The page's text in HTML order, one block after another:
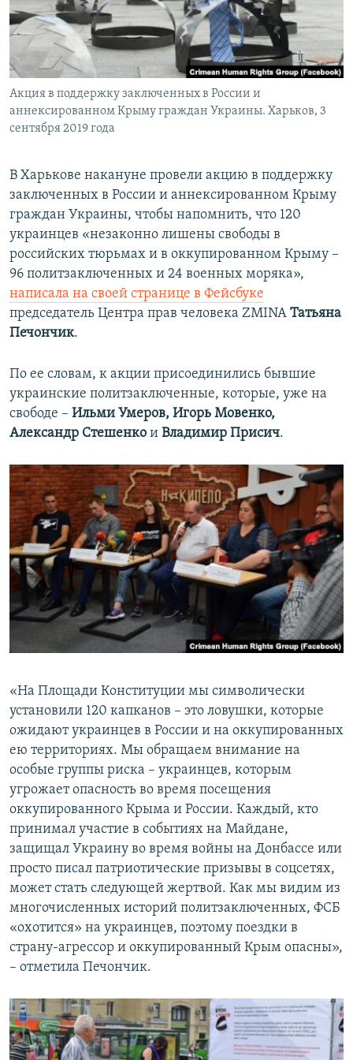
ПОБЕДИТЕЛЕЙ НЕ СУДЯТ?
КРЫМ.НЕПОКОРЕННЫЙ
ELIFBE
УКРАИНСКАЯ ПРОБЛЕМА КРЫМА
ПРИСОЕДИНЯЙТЕСЬ!
Все сайты RFE/RL
Акция в поддержку заключенных в России и
аннексированном Крыму граждан Украины. Харьков, 3
сентября 2019 года
В Харькове накануне провели акцию в поддержку
заключенных в России и аннексированном Крыму
граждан Украины, чтобы напомнить, что 120
украинцев «незаконно лишены свободы в
российских тюрьмах и в оккупированном Крыму –
96 политзаключенных и 24 военных моряка»,
написала на своей странице в Фейсбуке
председатель Центра прав человека ZMINA Татьяна
Печончик.
По ее словам, к акции присоединились бывшие
украинские политзаключенные, которые, уже на
свободе – Ильми Умеров, Игорь Мовенко,
Александр Стешенко и Владимир Присич.
«На Площади Конституции мы символически
установили 120 капканов – это ловушки, которые
ожидают украинцев в России и на оккупированных
ею территориях. Мы обращаем внимание на
особые группы риска – украинцев, которым
угрожает опасность во время посещения
оккупированного Крыма и России. Каждый, кто
принимал участие в событиях на Майдане,
защищал Украину во время войны на Донбассе или
просто писал патриотические призывы в соцсетях,
может стать следующей жертвой. Как мы видим из
многочисленных историй политзаключенных, ФСБ
«охотится» на украинцев, поэтому поездки в
страну-агрессор и оккупированный Крым опасны»,
– отметила Печончик.